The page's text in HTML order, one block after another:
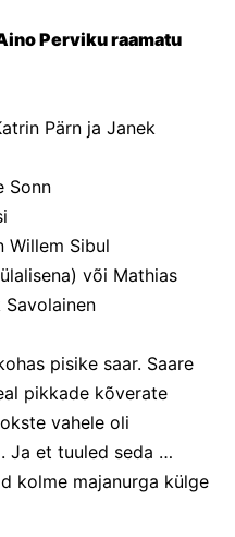
Perviku raamatu
Pärn ja Janek
Sonn
Willem Sibul
või Mathias
Savolainen
pisike saar. Saare
pikkade kõverate
vahele oli
Ja et tuuled seda
kolme majanurga külge